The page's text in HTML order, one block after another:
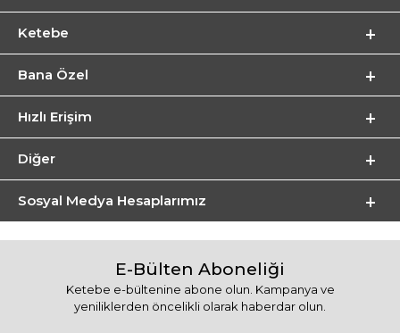
Ketebe
Bana Özel
Hızlı Erişim
Diğer
Sosyal Medya Hesaplarımız
E-Bülten Aboneliği
Ketebe e-bültenine abone olun. Kampanya ve
yeniliklerden öncelikli olarak haberdar olun.